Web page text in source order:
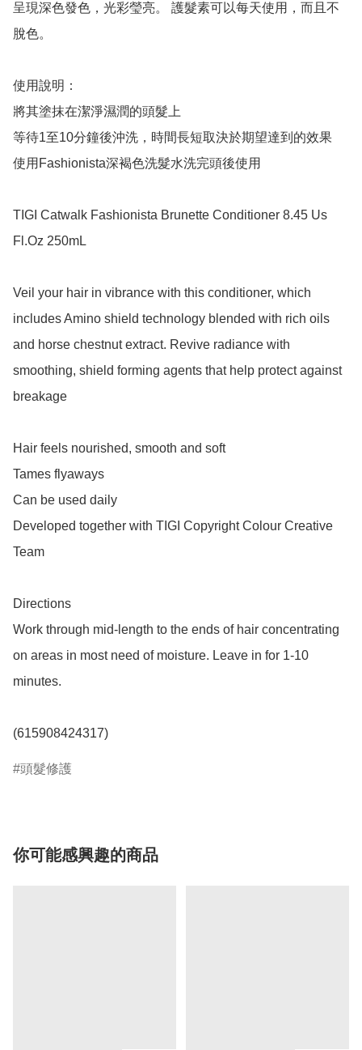
呈現深色發色，光彩瑩亮。 護髮素可以每天使用，而且不
脫色。
使用說明：
將其塗抹在潔淨濕潤的頭髮上
等待1至10分鐘後沖洗，時間長短取決於期望達到的效果
使用Fashionista深褐色洗髮水洗完頭後使用
TIGI Catwalk Fashionista Brunette Conditioner 8.45 Us
Fl.Oz 250mL
Veil your hair in vibrance with this conditioner, which
includes Amino shield technology blended with rich oils
and horse chestnut extract. Revive radiance with
smoothing, shield forming agents that help protect against
breakage
Hair feels nourished, smooth and soft
Tames flyaways
Can be used daily
Developed together with TIGI Copyright Colour Creative
Team
Directions
Work through mid-length to the ends of hair concentrating
on areas in most need of moisture. Leave in for 1-10
minutes.
(615908424317)
頭髮修護
你可能感興趣的商品